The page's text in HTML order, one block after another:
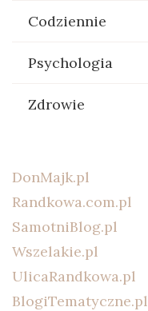
Codziennie
Psychologia
Zdrowie
DonMajk.pl
Randkowa.com.pl
SamotniBlog.pl
Wszelakie.pl
UlicaRandkowa.pl
BlogiTematyczne.pl